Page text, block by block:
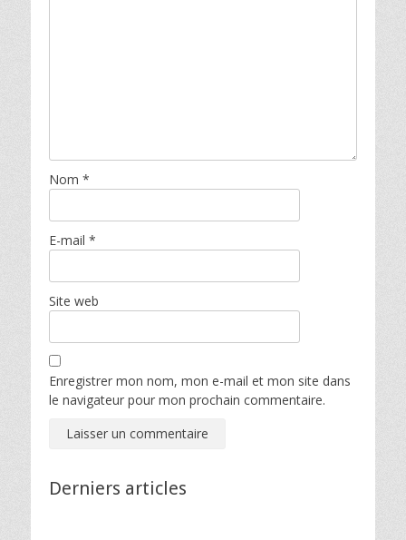
Nom *
E-mail *
Site web
Enregistrer mon nom, mon e-mail et mon site dans
le navigateur pour mon prochain commentaire.
Derniers articles